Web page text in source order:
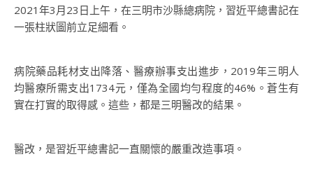
2021年3月23日上午，在三明市沙縣總病院，習近平總書記在
一張柱狀圖前立足細看。
病院藥品耗材支出降落、醫療辦事支出進步，2019年三明人
均醫療所需支出1734元，僅為全國均勻程度的46%。蒼生有
實在打實的取得感。這些，都是三明醫改的結果。
醫改，是習近平總書記一直關懷的嚴重改造事項。